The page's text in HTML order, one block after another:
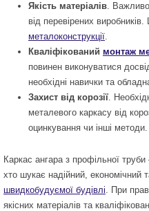
Якість матеріалів. Важливо
від перевірених виробників.
металоконструкції.
Кваліфікований монтаж
повинен виконуватися
необхідні навички та
Захист від корозії.
металевого каркасу від
оцинкування чи інші методи.
Каркас ангара з профільної
хто шукає надійний, економічний
швидкобудуємої будівлі. При
якісних матеріалів та